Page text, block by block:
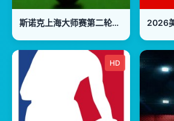
斯诺克上海大师赛第二轮：吴宜泽VS斯佳辉
HD